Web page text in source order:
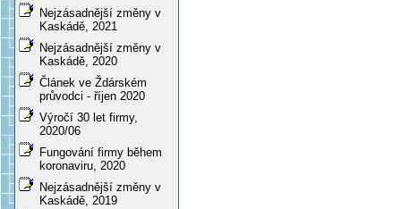
Nejzásadnější změny v
Kaskádě, 2021
Nejzásadnější změny v
Kaskádě, 2020
Článek ve Ždárském
průvodci - říjen 2020
Výročí 30 let firmy,
2020/06
Fungování firmy během
koronaviru, 2020
Nejzásadnější změny v
Kaskádě, 2019